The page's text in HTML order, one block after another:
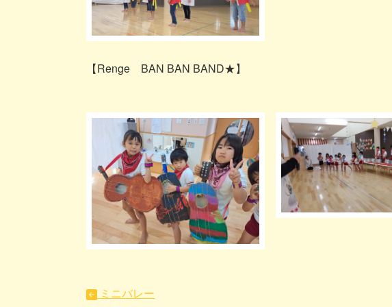
【Renge BAN BAN BAND★】
ミニバレー